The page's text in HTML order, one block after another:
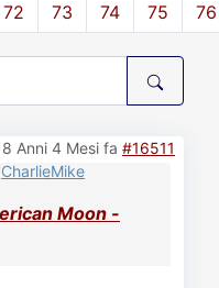
72 73 74 75 76
8 Anni 4 Mesi fa #16511
CharlieMike
Moon -